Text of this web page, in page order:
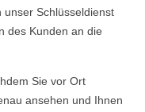
Schlüsseldienst
des Kunden an die
Sie vor Ort
ansehen und Ihnen